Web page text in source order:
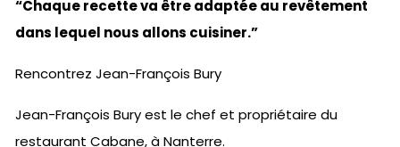
“Chaque recette va être adaptée au revêtement
dans lequel nous allons cuisiner.”
Rencontrez Jean-François Bury
Jean-François Bury est le chef et propriétaire du
restaurant Cabane, à Nanterre.